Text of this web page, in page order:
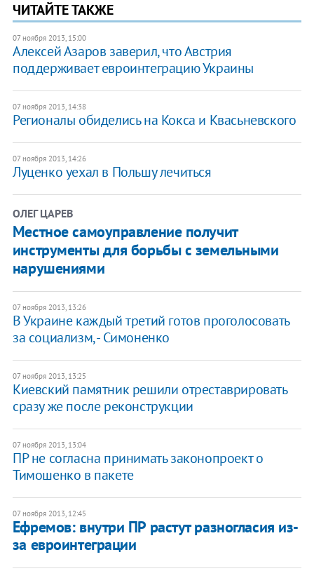
ЧИТАЙТЕ ТАКЖЕ
07 ноября 2013, 15:00
Алексей Азаров заверил, что Австрия
поддерживает евроинтеграцию Украины
07 ноября 2013, 14:38
Регионалы обиделись на Кокса и Квасьневского
07 ноября 2013, 14:26
Луценко уехал в Польшу лечиться
ОЛЕГ ЦАРЕВ
Местное самоуправление получит
инструменты для борьбы с земельными
нарушениями
07 ноября 2013, 13:26
В Украине каждый третий готов проголосовать
за социализм, - Симоненко
07 ноября 2013, 13:25
Киевский памятник решили отреставрировать
сразу же после реконструкции
07 ноября 2013, 13:04
ПР не согласна принимать законопроект о
Тимошенко в пакете
07 ноября 2013, 12:45
Ефремов: внутри ПР растут разногласия из-
за евроинтеграции